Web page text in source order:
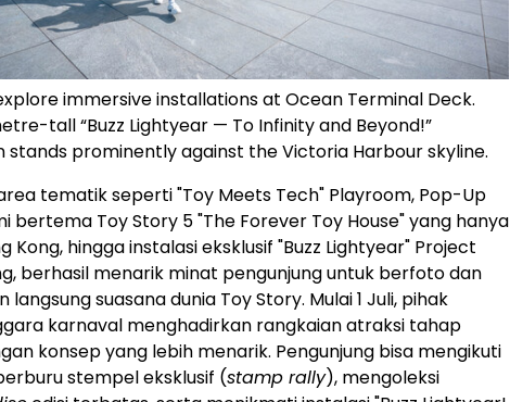
immersive installations at Ocean Terminal Deck.
tall “Buzz Lightyear — To Infinity and Beyond!”
stands prominently against the Victoria Harbour skyline.
tematik seperti "Toy Meets Tech" Playroom, Pop-Up
bertema Toy Story 5 "The Forever Toy House" yang hanya
Kong, hingga instalasi eksklusif "Buzz Lightyear" Project
berhasil menarik minat pengunjung untuk berfoto dan
langsung suasana dunia Toy Story. Mulai 1 Juli, pihak
karnaval menghadirkan rangkaian atraksi tahap
konsep yang lebih menarik. Pengunjung bisa mengikuti
stempel eksklusif (stamp rally), mengoleksi